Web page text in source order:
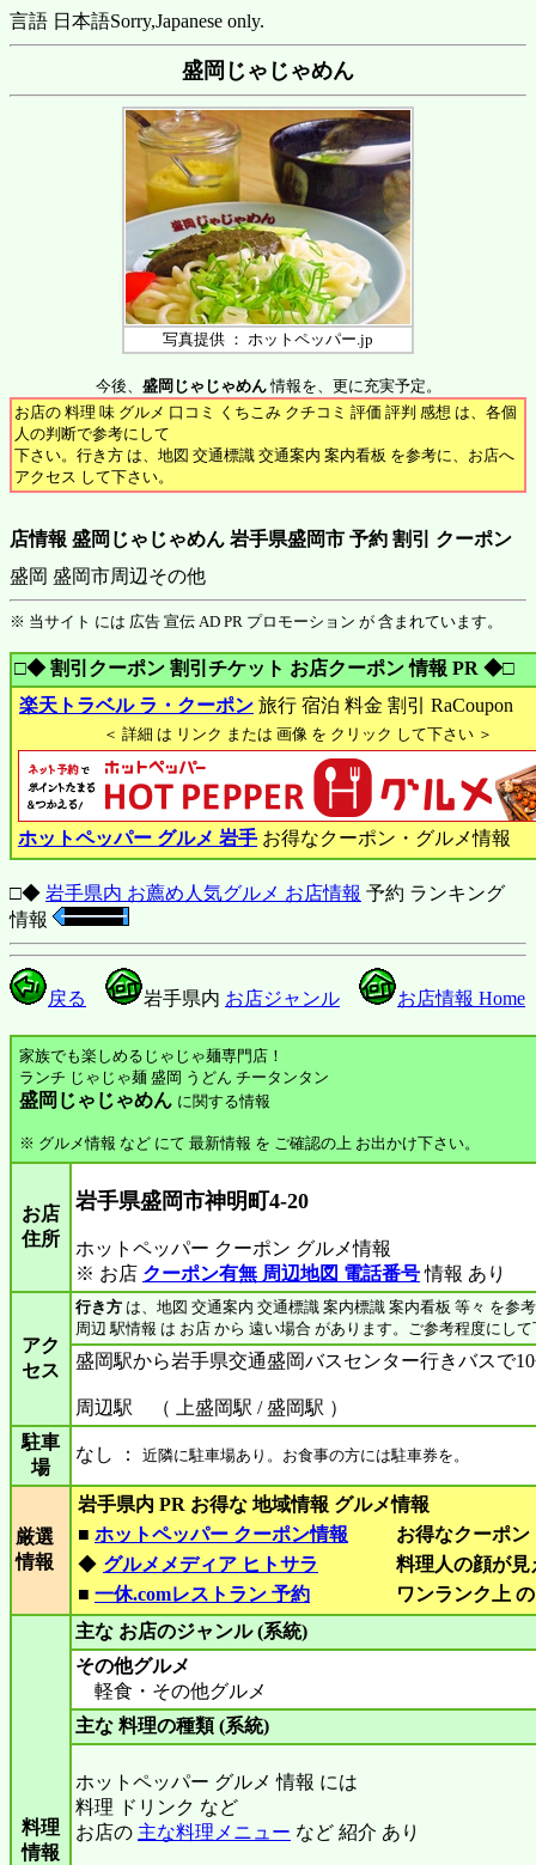
言語 日本語Sorry,Japanese only.
盛岡じゃじゃめん
写真提供 ： ホットペッパー.jp
今後、 盛岡じゃじゃめん情報を、更に充実予定。
お店の 料理 味 グルメ 口コミ くちこみ クチコミ 評価 評判 感想 は、各個
人の判断で参考にして
下さい。行き方 は、地図 交通標識 交通案内 案内看板 を参考に、お店へ
アクセス して下さい。
店情報 盛岡じゃじゃめん 岩手県盛岡市 予約 割引 クーポン
盛岡 盛岡市周辺その他
※ 当サイト には 広告 宣伝 AD PR プロモーション が 含まれています。
□◆ 割引クーポン 割引チケット お店クーポン 情報 PR ◆□
楽天トラベル ラ・クーポン 旅行 宿泊 料金 割引 RaCoupon
＜ 詳細 は リンク または 画像 を クリック して下さい ＞
ホットペッパー グルメ 岩手 お得なクーポン・グルメ情報
□◆ 岩手県内 お薦め人気グルメ お店情報 予約 ランキング
情報
戻る 岩手県内 お店ジャンル お店情報 Home
家族でも楽しめるじゃじゃ麺専門店！
ランチ じゃじゃ麺 盛岡 うどん チータンタン
盛岡じゃじゃめん に関する情報
※ グルメ情報 など にて 最新情報 を ご確認の上 お出かけ下さい。
お店
住所
岩手県盛岡市神明町4-20
ホットペッパー クーポン グルメ情報
※ お店 クーポン有無 周辺地図 電話番号情報 あり
アク
セス
行き方 は、地図 交通案内 交通標識 案内標識 案内看板 等々 を参
周辺 駅情報 は お店 から 遠い場合 があります。ご参考程度にし
盛岡駅から岩手県交通盛岡バスセンター行きバスで
周辺駅 （ 上盛岡駅 / 盛岡駅 ）
駐車
場
なし ： 近隣に駐車場あり。お食事の方には駐車券を。
厳選
情報
岩手県内 PR お得な 地域情報 グルメ情報
■ ホットペッパー クーポン情報
お得なクーポ
◆ グルメメディア ヒトサラ
料理人の顔が
■ 一休.comレストラン 予約 ワンランク上
料理
情報
主な お店のジャンル (系統)
その他グルメ
軽食・その他グルメ
主な 料理の種類 (系統)
ホットペッパー グルメ 情報 には
料理 ドリンク など
お店の 主な料理メニュー など 紹介 あり